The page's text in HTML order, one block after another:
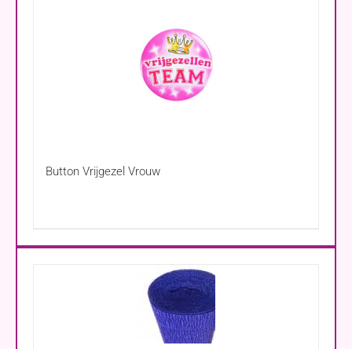
Button Vrijgezel Vrouw